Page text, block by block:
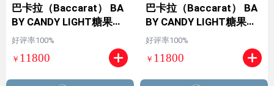
巴卡拉（Baccarat） BA
BY CANDY LIGHT糖果灯
系列 台灯多色【限时特
惠】【七夕礼物】 红色
好评率100%
￥ 11800
巴卡拉（Baccarat） BA
BY CANDY LIGHT糖果灯
系列 台灯多色【限时特
惠】【七夕礼物】 白色
好评率100%
￥ 11800